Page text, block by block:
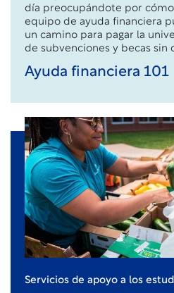
día preocupándote por
equipo de ayuda financiera
un camino para pagar la
de subvenciones y becas sin
Ayuda financiera 101
Servicios de apoyo a los